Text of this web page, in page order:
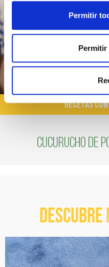
Permitir
Permitir
RECETAS
Cucurucho de